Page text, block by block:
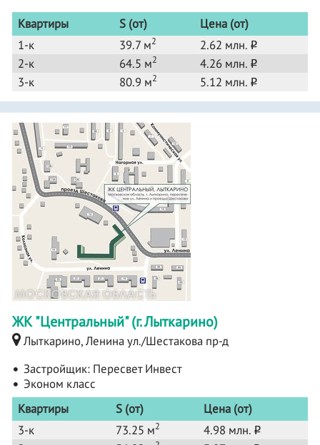
Квартиры S (от)
Цена (от)
1-к
39.7 м2 2.62 млн. o
2-к 64.5 м2 4.26 млн. o
3-к 80.9 м2 5.12 млн. o
ЖК "Центральный" (г. Лыткарино)
Лыткарино, Ленина ул./Шестакова пр-д
Застройщик: Пересвет Инвест
Эконом класс
Квартиры
S (от)
Цена (от)
3-к
73.25 м2 4.98 млн. o